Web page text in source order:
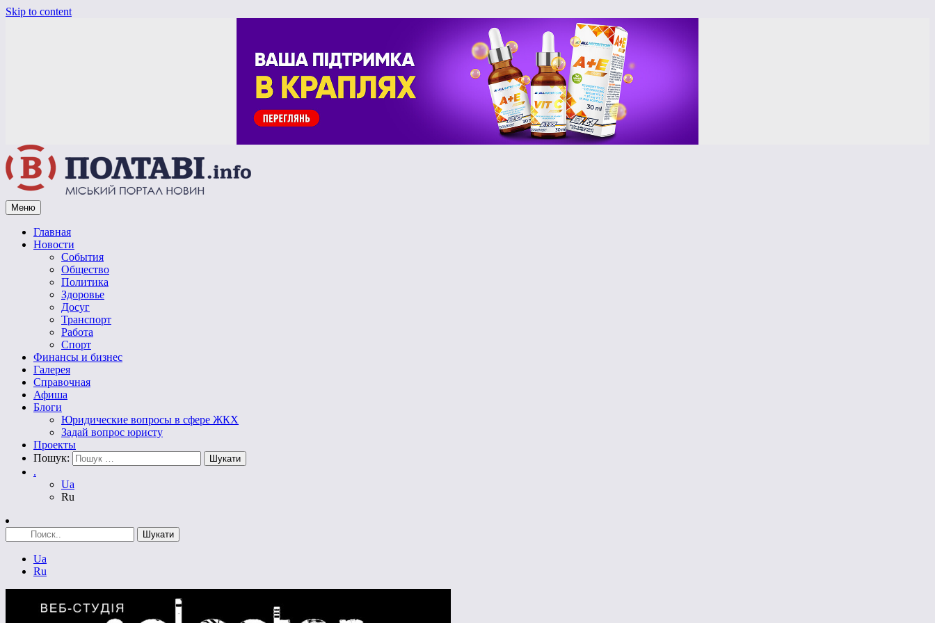
Skip to content
Vpoltave.info
Полтавский портал новостей
Меню
Главная
Новости
События
Общество
Политика
Здоровье
Досуг
Транспорт
Работа
Спорт
Финансы и бизнес
Галерея
Справочная
Афиша
Блоги
Юридические вопросы в сфере ЖКХ
Задай вопрос юристу
Проекты
Пошук:
.
Ua
Ru
Ua
Ru